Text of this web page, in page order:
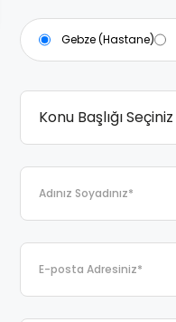
Gebze (Hastane)
Konu Başlığı Seçiniz